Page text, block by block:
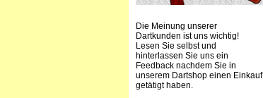
Die Meinung unserer
Dartkunden ist uns wichtig!
Lesen Sie selbst und
hinterlassen Sie uns ein
Feedback nachdem Sie in
unserem Dartshop einen Einkauf
getätigt haben.